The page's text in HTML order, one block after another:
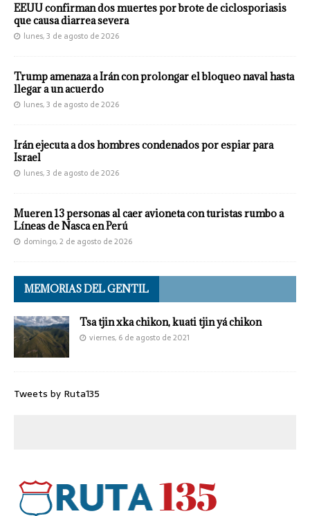
EEUU confirman dos muertes por brote de ciclosporiasis
que causa diarrea severa
lunes, 3 de agosto de 2026
Trump amenaza a Irán con prolongar el bloqueo naval hasta
llegar a un acuerdo
lunes, 3 de agosto de 2026
Irán ejecuta a dos hombres condenados por espiar para
Israel
lunes, 3 de agosto de 2026
Mueren 13 personas al caer avioneta con turistas rumbo a
Líneas de Nasca en Perú
domingo, 2 de agosto de 2026
MEMORIAS DEL GENTIL
Tsa tjin xka chikon, kuati tjin yá chikon
viernes, 6 de agosto de 2021
Tweets by Ruta135